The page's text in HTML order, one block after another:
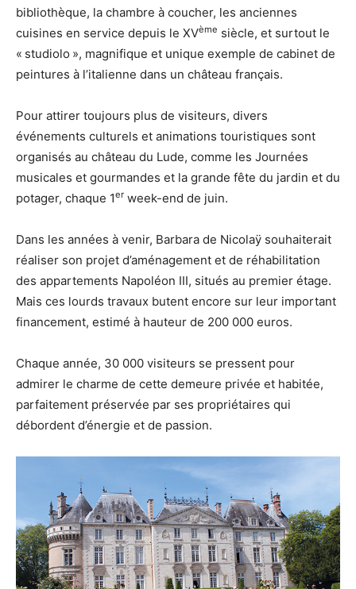
bibliothèque, la chambre à coucher, les anciennes
cuisines en service depuis le XVème siècle, et surtout le
« studiolo », magnifique et unique exemple de cabinet de
peintures à l’italienne dans un château français.
Pour attirer toujours plus de visiteurs, divers
événements culturels et animations touristiques sont
organisés au château du Lude, comme les Journées
musicales et gourmandes et la grande fête du jardin et du
potager, chaque 1er week-end de juin.
Dans les années à venir, Barbara de Nicolaÿ souhaiterait
réaliser son projet d’aménagement et de réhabilitation
des appartements Napoléon III, situés au premier étage.
Mais ces lourds travaux butent encore sur leur important
financement, estimé à hauteur de 200 000 euros.
Chaque année, 30 000 visiteurs se pressent pour
admirer le charme de cette demeure privée et habitée,
parfaitement préservée par ses propriétaires qui
débordent d’énergie et de passion.